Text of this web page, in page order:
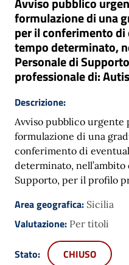
formulazione di una
per il conferimento
tempo determinato,
Personale di
professionale di:
Descrizione:
Avviso pubblico urgente
formulazione di una
conferimento di
determinato, nell’ambito
Supporto, per il profilo
Area geografica: Sicilia
Valutazione: Per titoli
Stato:
CHIUSO